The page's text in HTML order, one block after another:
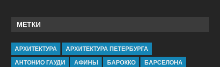
МЕТКИ
АРХИТЕКТУРА
АРХИТЕКТУРА ПЕТЕРБУРГА
АНТОНИО ГАУДИ
АФИНЫ БАРОККО
БАРСЕЛОНА